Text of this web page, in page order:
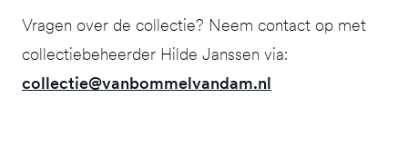
Vragen over de collectie? Neem contact op met
collectiebeheerder Hilde Janssen via:
collectie@vanbommelvandam.nl